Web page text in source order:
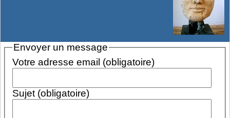
Envoyer un message
Votre adresse email (obligatoire)
Sujet (obligatoire)